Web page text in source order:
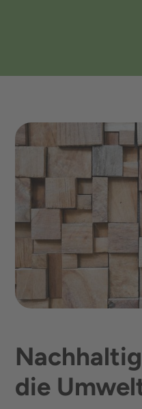
die